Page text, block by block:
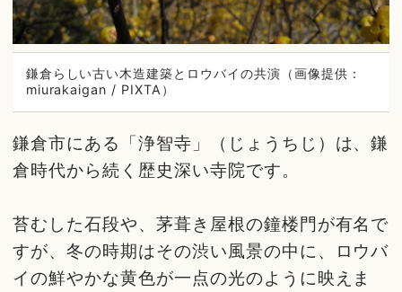
鎌倉らしい古い木造建築とロウバイの共演（画像提供：
miurakaigan / PIXTA）
鎌倉市にある「浄智寺」（じょうちじ）は、鎌
倉時代から続く歴史深い寺院です。
苔むした石段や、茅葺き屋根の鐘楼門が有名で
すが、冬の時期はその渋い風景の中に、ロウバ
イの鮮やかな黄色が一点の光のように映えま